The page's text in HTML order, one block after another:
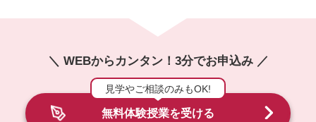
＼ WEBからカンタン！3分でお申込み ／
見学やご相談のみもOK!
無料体験授業を受ける